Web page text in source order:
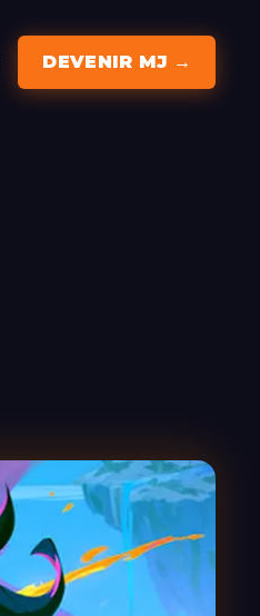
DEVENIR MJ →